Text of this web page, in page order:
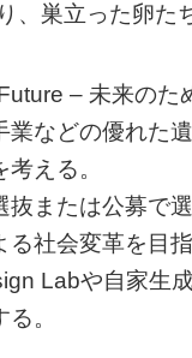
、巣立った卵た
– 未来の
業などの優れた
える。
または公募で
社会変革を目
Labや自家生
。